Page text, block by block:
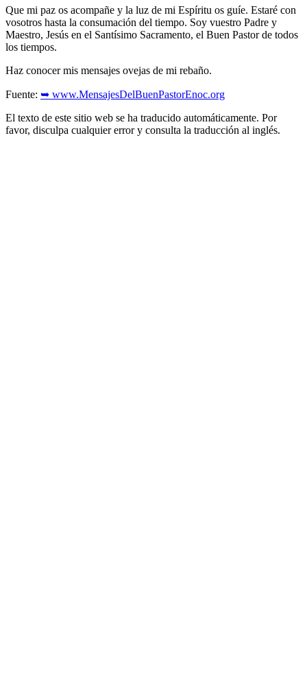
Que mi paz os acompañe y la luz de mi Espíritu os guíe. Estaré con
vosotros hasta la consumación del tiempo. Soy vuestro Padre y
Maestro, Jesús en el Santísimo Sacramento, el Buen Pastor de todos
los tiempos.
Haz conocer mis mensajes ovejas de mi rebaño.
Fuente: ➥ www.MensajesDelBuenPastorEnoc.org
El texto de este sitio web se ha traducido automáticamente. Por
favor, disculpa cualquier error y consulta la traducción al inglés.